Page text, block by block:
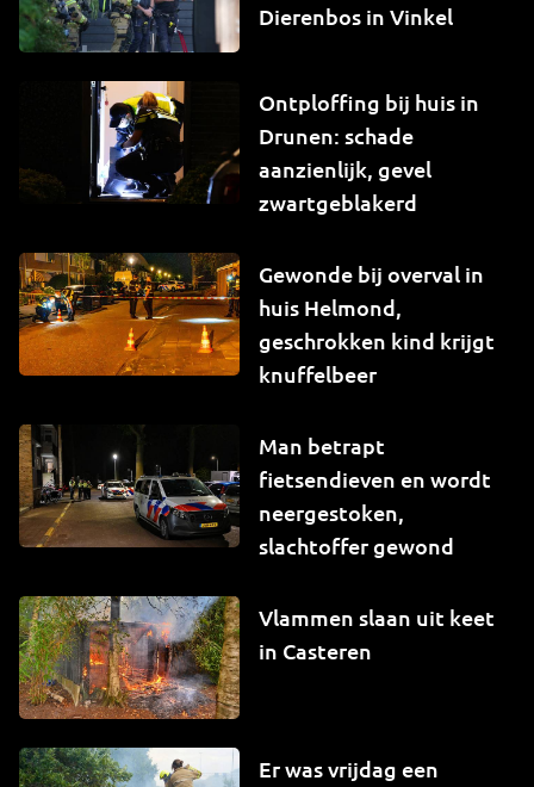
Dierenbos in Vinkel
Ontploffing bij huis in
Drunen: schade
aanzienlijk, gevel
zwartgeblakerd
Gewonde bij overval in
huis Helmond,
geschrokken kind krijgt
knuffelbeer
Man betrapt
fietsendieven en wordt
neergestoken,
slachtoffer gewond
Vlammen slaan uit keet
in Casteren
Er was vrijdag een